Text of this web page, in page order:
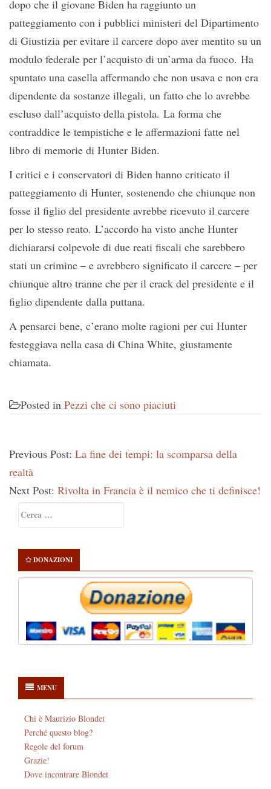
dopo che il giovane Biden ha raggiunto un
patteggiamento con i pubblici ministeri del Dipartimento
di Giustizia per evitare il carcere dopo aver mentito su un
modulo federale per l’acquisto di un’arma da fuoco. Ha
spuntato una casella affermando che non usava e non era
dipendente da sostanze illegali, un fatto che lo avrebbe
escluso dall’acquisto della pistola. La forma che
contraddice le tempistiche e le affermazioni fatte nel
libro di memorie di Hunter Biden.
I critici e i conservatori di Biden hanno criticato il
patteggiamento di Hunter, sostenendo che chiunque non
fosse il figlio del presidente avrebbe ricevuto il carcere
per lo stesso reato. L’accordo ha visto anche Hunter
dichiararsi colpevole di due reati fiscali che sarebbero
stati un crimine – e avrebbero significato il carcere – per
chiunque altro tranne che per il crack del presidente e il
figlio dipendente dalla puttana.
A pensarci bene, c’erano molte ragioni per cui Hunter
festeggiava nella casa di China White, giustamente
chiamata.
Posted in Pezzi che ci sono piaciuti
Previous Post: La fine dei tempi: la scomparsa della
realtà
Next Post: Rivolta in Francia è il nemico che ti definisce!
Sidebar
per:
DONAZIONI
MENU
Chi è Maurizio Blondet
Perché questo blog?
Regole del forum
Grazie!
Dove incontrare Blondet